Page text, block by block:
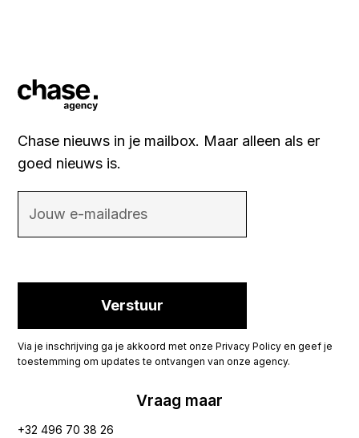
Chase nieuws in je mailbox. Maar alleen als er
goed nieuws is.
Via je inschrijving ga je akkoord met onze Privacy Policy en geef je
toestemming om updates te ontvangen van onze agency.
Vraag maar
+32 496 70 38 26‬